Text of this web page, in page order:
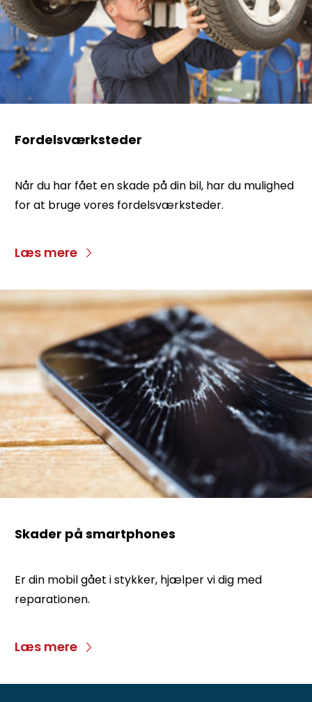
Fordelsværksteder
Når du har fået en skade på din bil, har du mulighed
for at bruge vores fordelsværksteder.
Læs mere
Skader på smartphones
Er din mobil gået i stykker, hjælper vi dig med
reparationen.
Læs mere